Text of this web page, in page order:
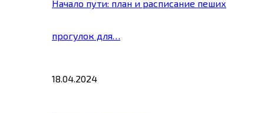
Начало пути: план и расписание пеших
прогулок для…
18.04.2024